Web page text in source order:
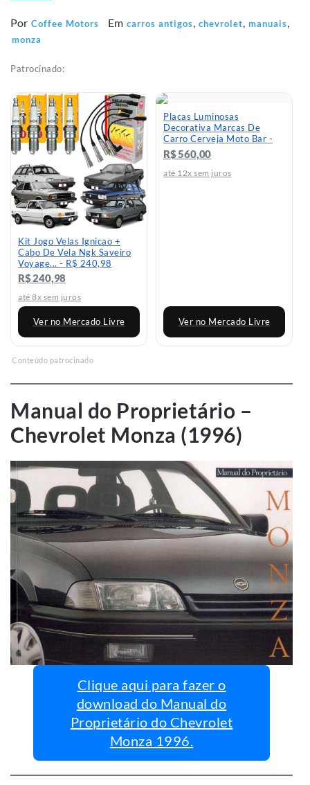
Por Coffee Motors Em carros antigos, chevrolet, manuais,
monza
Patrocinado:
Kit Jogo Velas Ignicao +
Cabo De Vela Ngk Saveiro
Voyage... - R$ 240,98
R$ 240,98
até 8x sem juros
Ver no Mercado Livre
Placas Luminosas
Decorativa Marcas De
Carro Cerveja Moto Bar -
R$ 560
R$ 560,00
até 12x sem juros
Ver no Mercado Livre
Conteúdo patrocinado
Manual do Proprietário –
Chevrolet Monza (1996)
Clique aqui para fazer o
download do Manual do
Proprietário do Chevrolet
Monza 1996.